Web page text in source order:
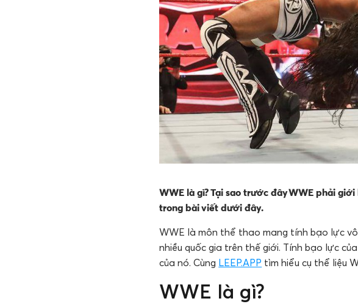
WWE là gì? Tại sao trước đây WWE phải
trong bài viết dưới đây.
WWE là môn thể thao mang tính bạo lực
nhiều quốc gia trên thế giới. Tính bạo lực
của nó. Cùng LEEP.APP tìm hiểu cụ thể liệu
WWE là gì?